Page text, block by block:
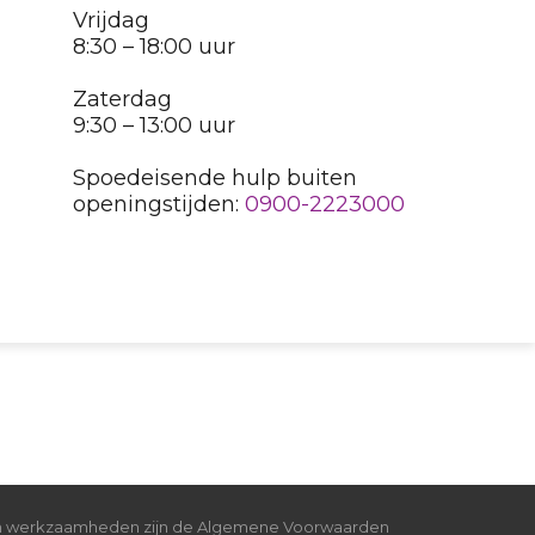
Vrijdag
8:30 – 18:00 uur
Zaterdag
9:30 – 13:00 uur
Spoedeisende hulp buiten
openingstijden: 0900-2223000
werkzaamheden zijn de Algemene Voorwaarden